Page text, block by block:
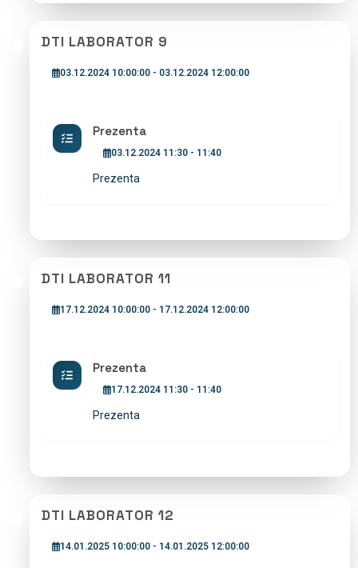
DTI LABORATOR 9
03.12.2024 10:00:00 - 03.12.2024 12:00:00
Prezenta
03.12.2024 11:30 - 11:40
Prezenta
DTI LABORATOR 11
17.12.2024 10:00:00 - 17.12.2024 12:00:00
Prezenta
17.12.2024 11:30 - 11:40
Prezenta
DTI LABORATOR 12
14.01.2025 10:00:00 - 14.01.2025 12:00:00